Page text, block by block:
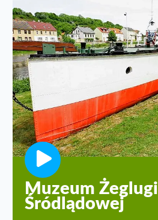
Muzeum Żeglugi
Śródlądowej